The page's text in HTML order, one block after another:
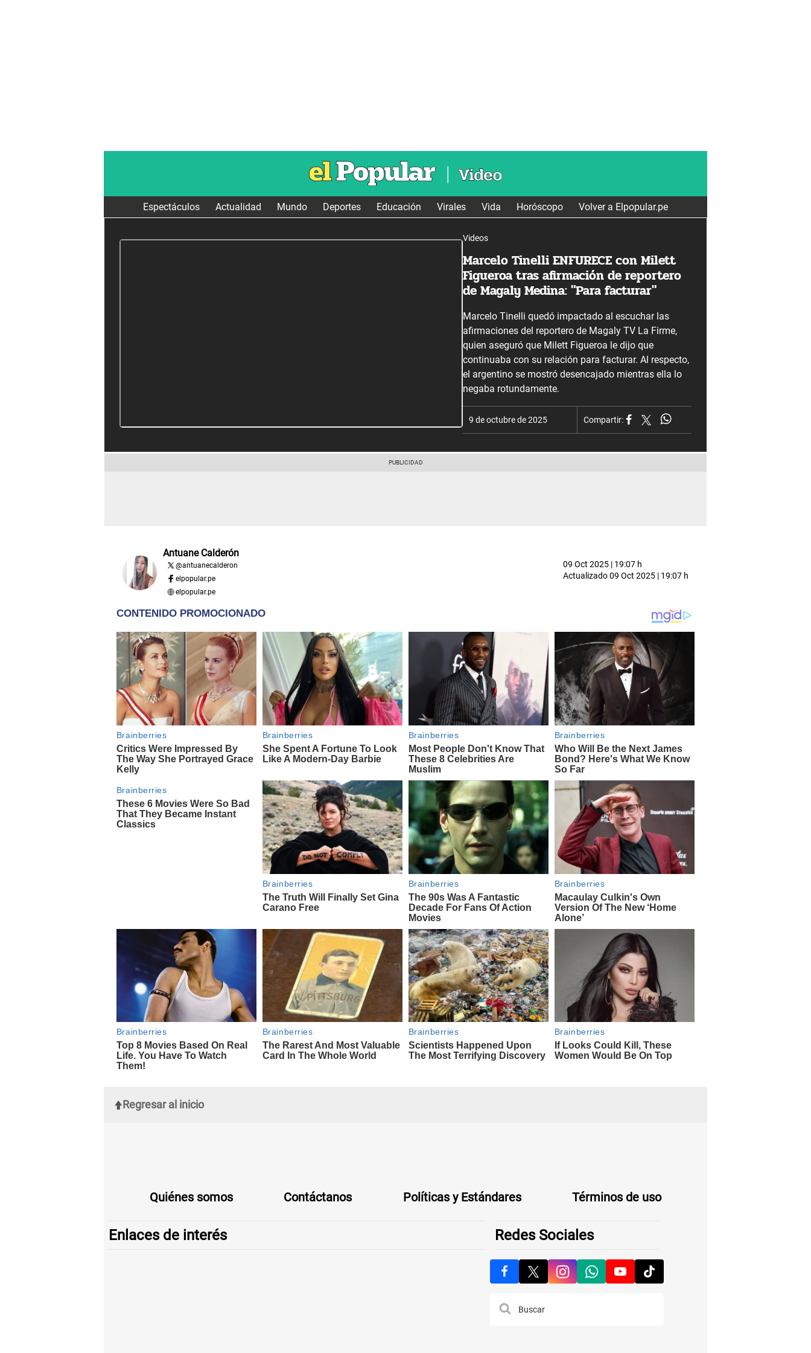
Espectáculos Actualidad Mundo Deportes Educación Virales Vida Horóscopo Volver a Elpopular.pe
Videos
Marcelo Tinelli ENFURECE con Milett
Figueroa tras afirmación de reportero
de Magaly Medina: "Para facturar"
Marcelo Tinelli quedó impactado al escuchar las
afirmaciones del reportero de Magaly TV La Firme,
quien aseguró que Milett Figueroa le dijo que
continuaba con su relación para facturar. Al respecto,
el argentino se mostró desencajado mientras ella lo
negaba rotundamente.
9 de octubre de 2025 Compartir:
Antuane Calderón
@antuanecalderon
elpopular.pe
elpopular.pe
09 Oct 2025 | 19:07 h
Actualizado09 Oct 2025 | 19:07 h
Regresar al inicio
Quiénes somos Contáctanos Políticas y Estándares Términos de uso
Enlaces de interés Redes Sociales